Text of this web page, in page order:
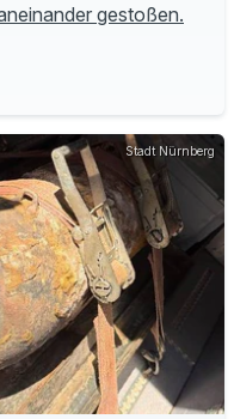
gestoßen.
Stadt Nürnberg